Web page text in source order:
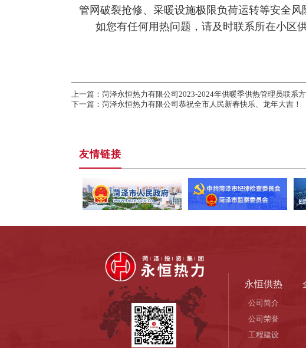
管网破裂抢修、采暖设施极限负荷运转等安全
如您有任何用热问题，请及时联系所在小区
上一篇： 菏泽永恒热力有限公司2023-2024年供暖季供热管理员联系
下一篇： 菏泽永恒热力有限公司恭祝全市人民新春快乐、龙年大吉！
友情链接
永恒供热
公司简介
公司荣誉
工程建设